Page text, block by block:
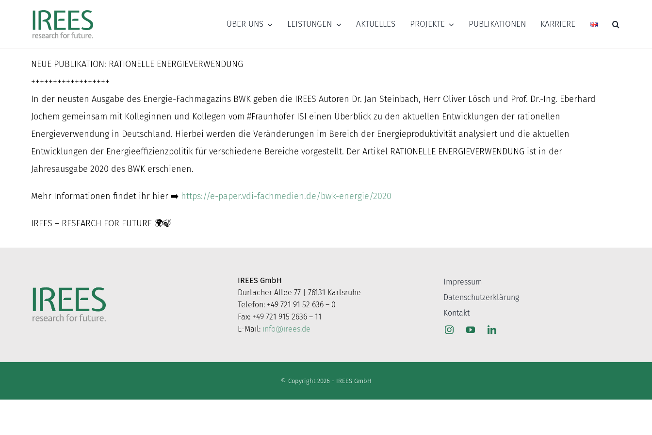
ÜBER UNS LEISTUNGEN AKTUELLES PROJEKTE PUBLIKATIONEN KARRIERE
NEUE PUBLIKATION: RATIONELLE ENERGIEVERWENDUNG
++++++++++++++++++
In der neusten Ausgabe des Energie-Fachmagazins BWK geben die IREES Autoren Dr. Jan Steinbach, Herr Oliver Lösch und Prof. Dr.-Ing. Eberhard
Jochem gemeinsam mit Kolleginnen und Kollegen vom #Fraunhofer ISI einen Überblick zu den aktuellen Entwicklungen der rationellen
Energieverwendung in Deutschland. Hierbei werden die Veränderungen im Bereich der Energieproduktivität analysiert und die aktuellen
Entwicklungen der Energieeffizienzpolitik für verschiedene Bereiche vorgestellt. Der Artikel RATIONELLE ENERGIEVERWENDUNG ist in der
Jahresausgabe 2020 des BWK erschienen.
Mehr Informationen findet ihr hier ➡️ https://e-paper.vdi-fachmedien.de/bwk-energie/2020
IREES – RESEARCH FOR FUTURE 🌍🍃
IREES GmbH
Durlacher Allee 77 | 76131 Karlsruhe
Telefon: +49 721 91 52 636 – 0
Fax: +49 721 915 2636 – 11
E-Mail: info@irees.de
Impressum
Datenschutzerklärung
Kontakt
© Copyright 2026 - IREES GmbH